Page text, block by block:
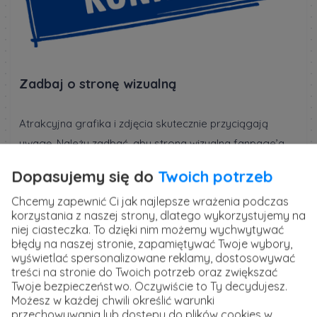
Zadbaj o stronę wizualną
Atrakcyjna grafika i zdjęcia skutecznie przyciągają
uwagę. Należy zadbać, aby strona wizualna fanpage’a
odpowiedniegoCover Photo – atrakcyjnego wizualnie,
ale jednocześnie oddającego charakter marki.
Podobnie należy postępować w przypadku zdjęcia
profilowego. Wszystkie publikowane na fanepage’u
grafiki powinni być dobrej jakości.
Odpowiadaj na komentarze
Dopasujemy się do Twoich potrzeb
Chcemy zapewnić Ci jak najlepsze wrażenia podczas
korzystania z naszej strony, dlatego wykorzystujemy na
niej ciasteczka. To dzięki nim możemy wychwytywać
błędy na naszej stronie, zapamiętywać Twoje wybory,
wyświetlać spersonalizowane reklamy, dostosowywać
treści na stronie do Twoich potrzeb oraz zwiększać
Twoje bezpieczeństwo. Oczywiście to Ty decydujesz.
Możesz w każdej chwili określić warunki